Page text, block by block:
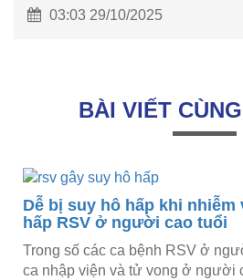
03:03 29/10/2025
BÀI VIẾT
Dễ bị suy hô hấp khi
hấp RSV ở người cao tuổi
Trong số các ca bệnh RSV ở
ca nhập viện và tử vong ở người